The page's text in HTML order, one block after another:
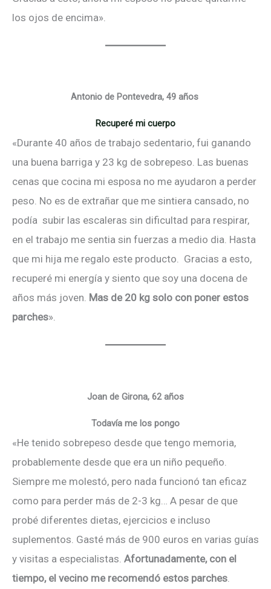
los ojos de encima».
Antonio de Pontevedra, 49 años
Recuperé mi cuerpo
«Durante 40 años de trabajo sedentario, fui ganando
una buena barriga y 23 kg de sobrepeso. Las buenas
cenas que cocina mi esposa no me ayudaron a perder
peso. No es de extrañar que me sintiera cansado, no
podía subir las escaleras sin dificultad para respirar,
en el trabajo me sentia sin fuerzas a medio dia. Hasta
que mi hija me regalo este producto. Gracias a esto,
recuperé mi energía y siento que soy una docena de
años más joven. Mas de 20 kg solo con poner estos
parches».
Joan de Girona, 62 años
Todavía me los pongo
«He tenido sobrepeso desde que tengo memoria,
probablemente desde que era un niño pequeño.
Siempre me molestó, pero nada funcionó tan eficaz
como para perder más de 2-3 kg… A pesar de que
probé diferentes dietas, ejercicios e incluso
suplementos. Gasté más de 900 euros en varias guías
y visitas a especialistas. Afortunadamente, con el
tiempo, el vecino me recomendó estos parches